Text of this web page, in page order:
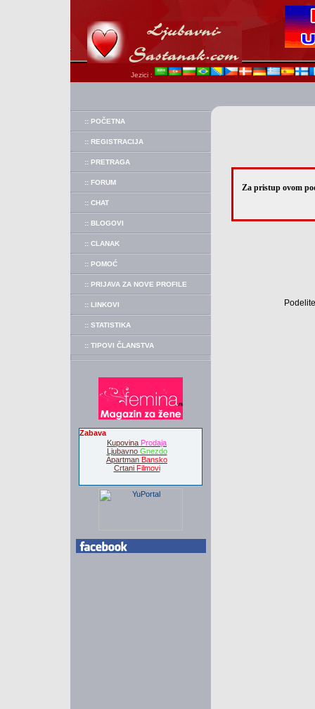
Jezici :
:: POČETNA
:: REGISTRACIJA
:: PRETRAGA
:: FORUM
:: CHAT
:: BLOGOVI
:: CLANAK
:: POMOĆ
:: PRIJAVA ZA NOVE PROFILE
:: LINKOVI
:: STATISTIKA
:: TIPOVI ČLANSTVA
Zabava
Kupovina Prodaja
Ljubavno Gnezdo
Apartman Bansko
Crtani Filmovi
Za pristup ovom